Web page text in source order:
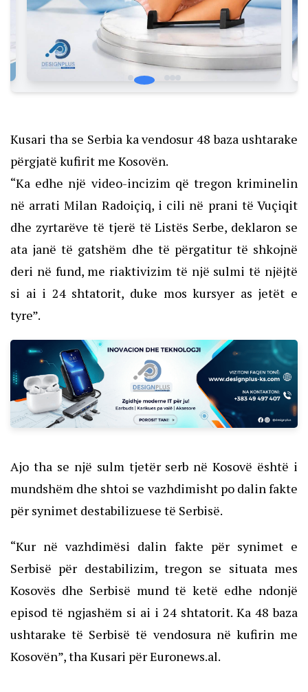
Kusari tha se Serbia ka vendosur 48 baza ushtarake
përgjatë kufirit me Kosovën.
“Ka edhe një video-incizim që tregon kriminelin
në arrati Milan Radoiçiq, i cili në prani të Vuçiqit
dhe zyrtarëve të tjerë të Listës Serbe, deklaron se
ata janë të gatshëm dhe të përgatitur të shkojnë
deri në fund, me riaktivizim të një sulmi të njëjtë
si ai i 24 shtatorit, duke mos kursyer as jetët e
tyre”.
Ajo tha se një sulm tjetër serb në Kosovë është i
mundshëm dhe shtoi se vazhdimisht po dalin fakte
për synimet destabilizuese të Serbisë.
“Kur në vazhdimësi dalin fakte për synimet e
Serbisë për destabilizim, tregon se situata mes
Kosovës dhe Serbisë mund të ketë edhe ndonjë
episod të ngjashëm si ai i 24 shtatorit. Ka 48 baza
ushtarake të Serbisë të vendosura në kufirin me
Kosovën”, tha Kusari përEuronews.al.